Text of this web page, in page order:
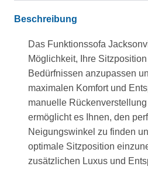
Beschreibung
Das Funktionssofa
Möglichkeit, Ihre
Bedürfnissen anzupassen
maximalen Komfort und
manuelle
ermöglicht es Ihnen, den
Neigungswinkel zu finden
optimale Sitzposition
zusätzlichen Luxus und